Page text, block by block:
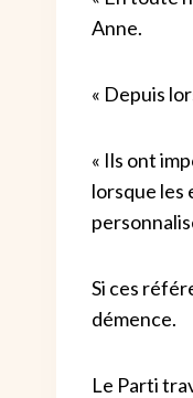
Anne.
« Depuis
« Ils ont
lorsque les
Si ces
démence.
Le Parti